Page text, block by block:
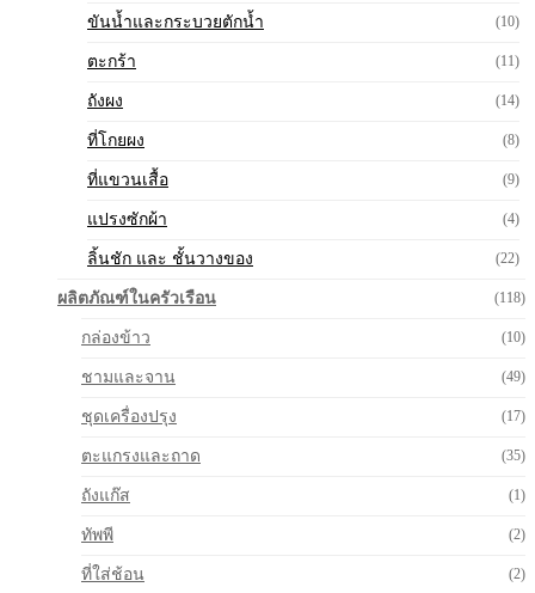
ขันน้ำและกระบวยตักน้ำ (10)
ตะกร้า (11)
ถังผง (14)
ที่โกยผง (8)
ที่แขวนเสื้อ (9)
แปรงซักผ้า (4)
ลิ้นชัก และ ชั้นวางของ (22)
ผลิตภัณฑ์ในครัวเรือน (118)
กล่องข้าว (10)
ชามและจาน (49)
ชุดเครื่องปรุง (17)
ตะแกรงและถาด (35)
ถังแก๊ส (1)
ทัพพี (2)
ที่ใส่ช้อน (2)